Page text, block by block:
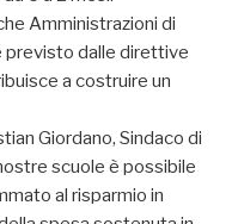
Amministrazioni di
previsto dalle direttive
a costruire un
Giordano, Sindaco di
scuole è possibile
al risparmio in